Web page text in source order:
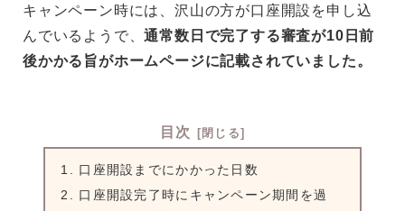
キャンペーン時には、沢山の方が口座開設を申し込
んでいるようで、通常数日で完了する審査が10日前
後かかる旨がホームページに記載されていました。
目次
口座開設までにかかった日数
口座開設完了時にキャンペーン期間を過